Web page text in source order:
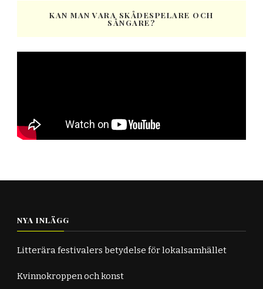
KAN MAN VARA SKÅDESPELARE OCH
SÅNGARE?
NYA INLÄGG
Litterära festivalers betydelse för lokalsamhället
Kvinnokroppen och konst